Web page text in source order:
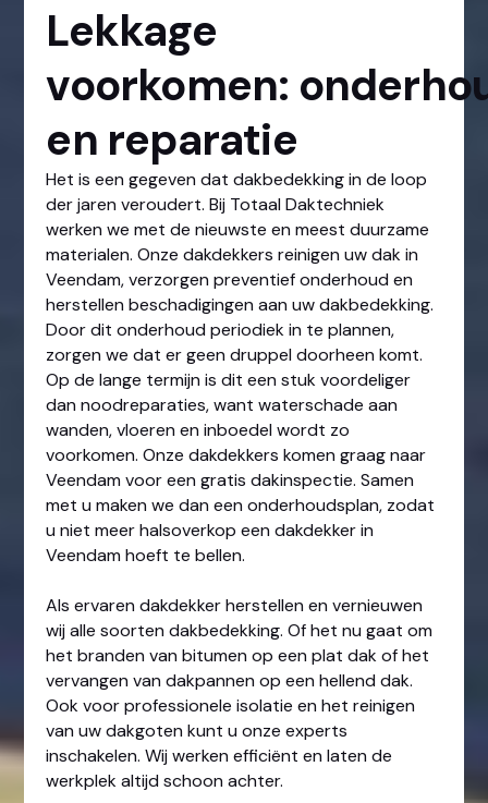
Lekkage
voorkomen:
en reparatie
Het is een gegeven dat dakbedekking in de loop
der jaren veroudert. Bij Totaal Daktechniek
werken we met de nieuwste en meest duurzame
materialen. Onze dakdekkers reinigen uw dak in
Veendam, verzorgen preventief onderhoud en
herstellen beschadigingen aan uw dakbedekking.
Door dit onderhoud periodiek in te plannen,
zorgen we dat er geen druppel doorheen komt.
Op de lange termijn is dit een stuk voordeliger
dan noodreparaties, want waterschade aan
wanden, vloeren en inboedel wordt zo
voorkomen. Onze dakdekkers komen graag naar
Veendam voor een gratis dakinspectie. Samen
met u maken we dan een onderhoudsplan, zodat
u niet meer halsoverkop een dakdekker in
Veendam hoeft te bellen.
Als ervaren dakdekker herstellen en vernieuwen
wij alle soorten dakbedekking. Of het nu gaat om
het branden van bitumen op een plat dak of het
vervangen van dakpannen op een hellend dak.
Ook voor professionele isolatie en het reinigen
van uw dakgoten kunt u onze experts
inschakelen. Wij werken efficiënt en laten de
werkplek altijd schoon achter.